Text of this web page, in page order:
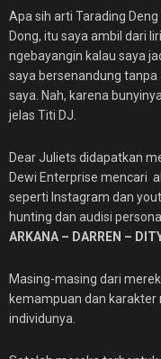
Apa sih arti Tarading Deng
Dong, itu saya ambil dari
ngebayangin kalau saya
saya bersenandung
saya. Nah, karena
jelas Titi DJ.
Dear Juliets didapatkan
Dewi Enterprise mencari
seperti Instagram dan
hunting dan audisi
ARKANA – DARREN –
Masing-masing dari
kemampuan dan
individunya.